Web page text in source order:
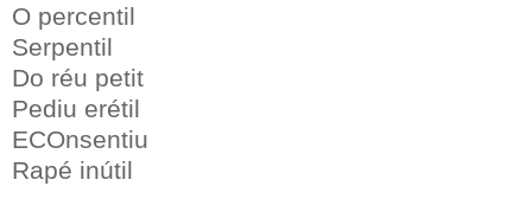
O percentil
Serpentil
Do réu petit
Pediu erétil
ECOnsentiu
Rapé inútil